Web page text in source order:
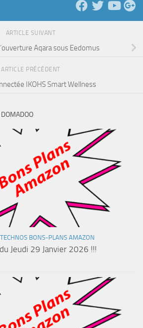
ARTICLE SUIVANT
Aqara sous Eedomus
ARTICLE PRÉCÉDENT
IKOHS Smart Wellness
TECHNOS BONS-PLANS AMAZON
Jeudi 29 Janvier 2026 !!!